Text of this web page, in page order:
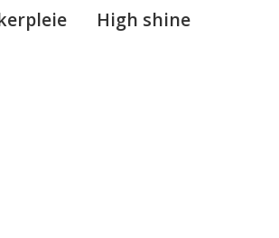
High shine